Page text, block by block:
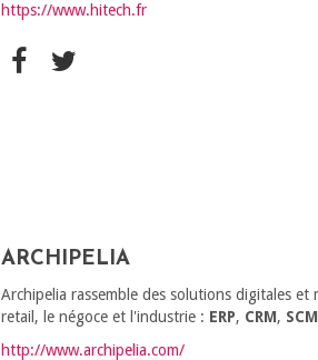
https://www.hitech.fr
ARCHIPELIA
Archipelia rassemble des solutions digitales et
retail, le négoce et l'industrie : ERP, CRM,
http://www.archipelia.com/